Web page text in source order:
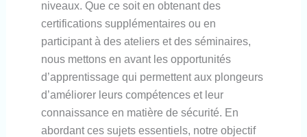
niveaux. Que ce soit en obtenant des
certifications supplémentaires ou en
participant à des ateliers et des séminaires,
nous mettons en avant les opportunités
d’apprentissage qui permettent aux plongeurs
d’améliorer leurs compétences et leur
connaissance en matière de sécurité. En
abordant ces sujets essentiels, notre objectif